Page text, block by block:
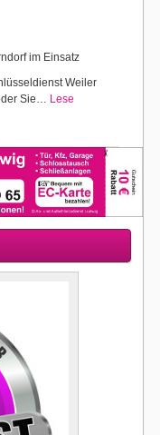
im Einsatz
Weiler
Sie… Lese